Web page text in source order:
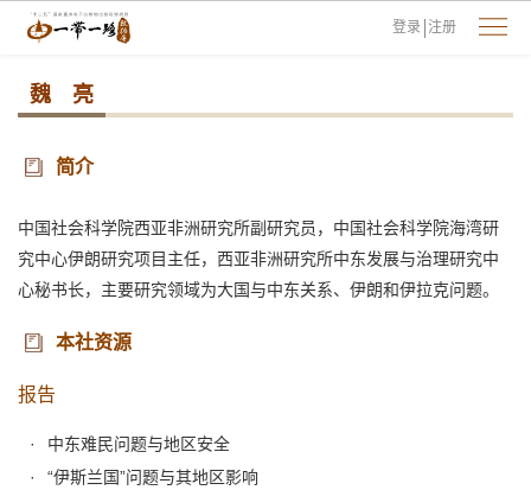
登录 注册
魏 亮
简介
中国社会科学院西亚非洲研究所副研究员，中国社会科学院海湾研
究中心伊朗研究项目主任，西亚非洲研究所中东发展与治理研究中
心秘书长，主要研究领域为大国与中东关系、伊朗和伊拉克问题。
本社资源
报告
中东难民问题与地区安全
“伊斯兰国”问题与其地区影响